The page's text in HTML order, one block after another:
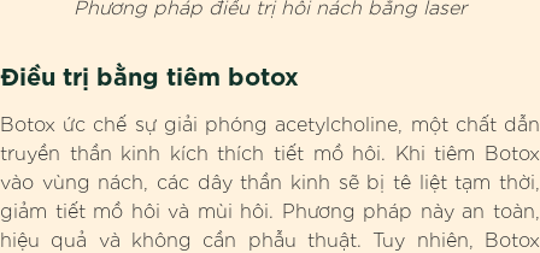
Phương pháp điều trị hôi nách bằng laser
Điều trị bằng tiêm botox
Botox ức chế sự giải phóng acetylcholine, một chất dẫn
truyền thần kinh kích thích tiết mồ hôi. Khi tiêm Botox
vào vùng nách, các dây thần kinh sẽ bị tê liệt tạm thời,
giảm tiết mồ hôi và mùi hôi. Phương pháp này an toàn,
hiệu quả và không cần phẫu thuật. Tuy nhiên, Botox